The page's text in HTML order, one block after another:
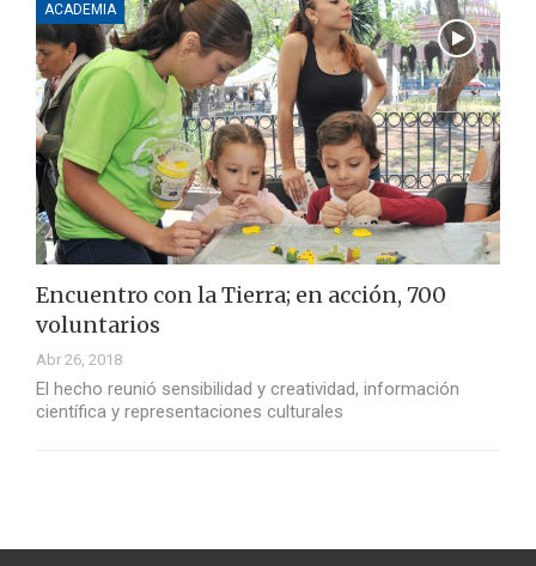
ACADEMIA
Encuentro con la Tierra; en acción, 700
voluntarios
Abr 26, 2018
El hecho reunió sensibilidad y creatividad, información
científica y representaciones culturales